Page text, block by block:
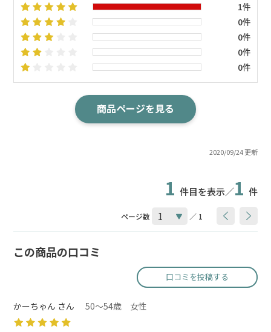
2020/09/24 更新
1件
0件
0件
0件
0件
商品ページを見る
1 件目を表示／1 件
ページ数 ／ 1
この商品の口コミ
口コミを投稿する
かーちゃん さん 50～54歳 女性